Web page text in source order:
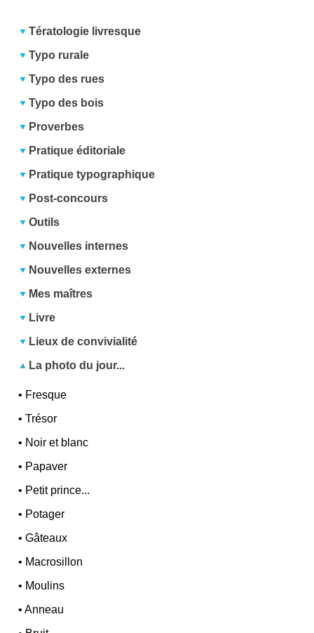
Tératologie livresque
Typo rurale
Typo des rues
Typo des bois
Proverbes
Pratique éditoriale
Pratique typographique
Post-concours
Outils
Nouvelles internes
Nouvelles externes
Mes maîtres
Livre
Lieux de convivialité
La photo du jour...
• Fresque
•Trésor
• Noir et blanc
• Papaver
• Petit prince...
• Potager
•Gâteaux
• Macrosillon
• Moulins
•Anneau